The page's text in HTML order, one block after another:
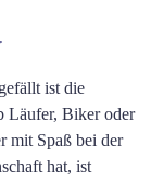
gefällt ist die
Läufer, Biker oder
mit Spaß bei der
hat, ist